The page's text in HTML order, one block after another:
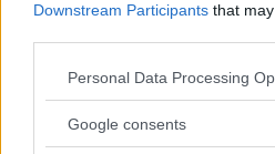
Downstream Participants that
Please note that this website/app
not limited to your visit or usage
Personal Data Processing
Google consents